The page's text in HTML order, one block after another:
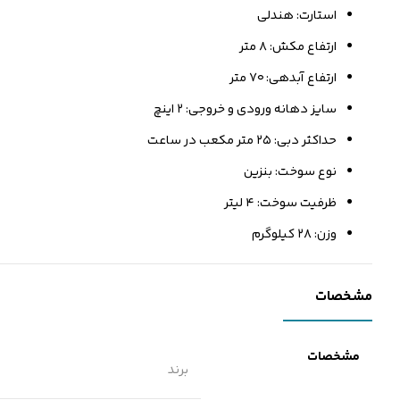
استارت: هندلی
ارتفاع مکش: ۸ متر
ارتفاع آبدهی: ۷۰ متر
سایز دهانه ورودی و خروجی: ۲ اینچ
حداکثر دبی: ۲۵ متر مکعب در ساعت
نوع سوخت: بنزین
ظرفیت سوخت: ۴ لیتر
وزن: ۲۸ کیلوگرم
مشخصات
مشخصات
برند